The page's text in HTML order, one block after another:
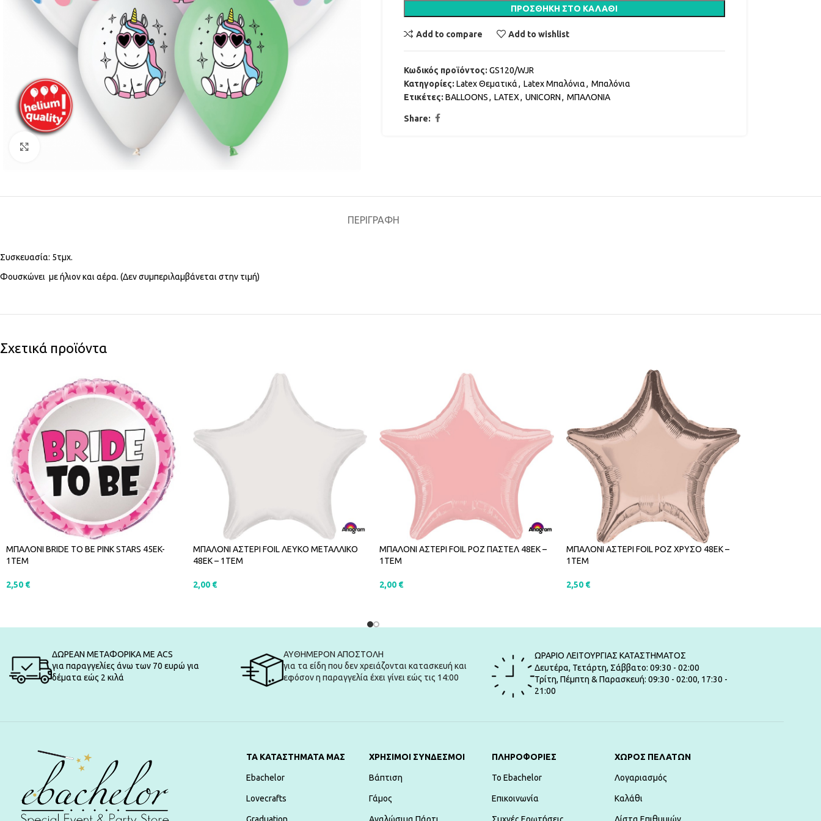
ΠΡΟΣΘΉΚΗ ΣΤΟ ΚΑΛΆΘΙ
Add to compare Add to wishlist
Κωδικός προϊόντος: GS120/WJR
Κατηγορίες: Latex Θεματικά, Latex Μπαλόνια, Μπαλόνια
Ετικέτες: BALLOONS, LATEX, UNICORN, ΜΠΑΛΟΝΙΑ
Share:
ΠΕΡΙΓΡΑΦΉ
Συσκευασία: 5τμχ.
Φουσκώνει με ήλιον και αέρα. (Δεν συμπεριλαμβάνεται στην τιμή)
Σχετικά προϊόντα
ΜΠΑΛΟΝΙ BRIDE TO BE PINK STARS 45EK-
1ΤΕΜ
2,50 €
ΜΠΑΛΟΝΙ ΑΣΤΕΡΙ FOIL ΛΕΥΚΟ ΜΕΤΑΛΛΙΚΟ
48ΕΚ – 1ΤΕΜ
2,00 €
ΜΠΑΛΟΝΙ ΑΣΤΕΡΙ FOIL ΡΟΖ ΠΑΣΤΕΛ 48ΕΚ –
1ΤΕΜ
2,00 €
ΜΠΑΛΟΝΙ ΑΣΤΕΡΙ FOIL ΡΟΖ ΧΡΥΣΟ 48ΕΚ –
1ΤΕΜ
2,50 €
ΔΩΡΕΑΝ ΜΕΤΑΦΟΡΙΚΑ ΜΕ ACS
για παραγγελίες άνω των 70 ευρώ για
δέματα εώς 2 κιλά
ΑΥΘΗΜΕΡΟΝ ΑΠΟΣΤΟΛΗ
για τα είδη που δεν χρειάζονται κατασκευή και
εφόσον η παραγγελία έχει γίνει εώς τις 14:00
ΩΡΑΡΙΟ ΛΕΙΤΟΥΡΓΙΑΣ ΚΑΤΑΣΤΗΜΑΤΟΣ
Δευτέρα, Τετάρτη, Σάββατο: 09:30 - 02:00
Τρίτη, Πέμπτη & Παρασκευή: 09:30 - 02:00, 17:30 -
21:00
ΤΑ ΚΑΤΑΣΤΗΜΑΤΑ ΜΑΣ
Ebachelor
Lovecrafts
ΧΡΗΣΙΜΟΙ ΣΥΝΔΕΣΜΟΙ
Βάπτιση
Γάμος
ΠΛΗΡΟΦΟΡΙΕΣ
To Ebachelor
Επικοινωνία
ΧΏΡΟΣ ΠΕΛΑΤΏΝ
Λογαριασμός
Καλάθι